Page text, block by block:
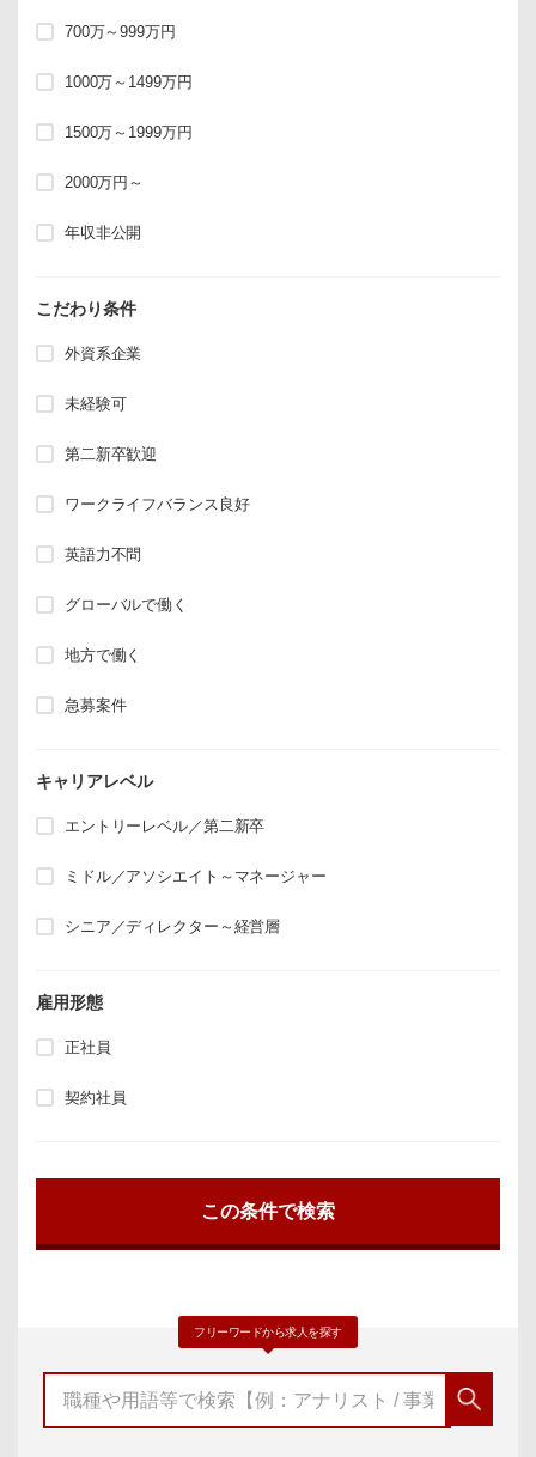
700万～999万円
1000万～1499万円
1500万～1999万円
2000万円～
年収非公開
こだわり条件
外資系企業
未経験可
第二新卒歓迎
ワークライフバランス良好
英語力不問
グローバルで働く
地方で働く
急募案件
キャリアレベル
エントリーレベル／第二新卒
ミドル／アソシエイト～マネージャー
シニア／ディレクター～経営層
雇用形態
正社員
契約社員
フリーワードから求人を探す